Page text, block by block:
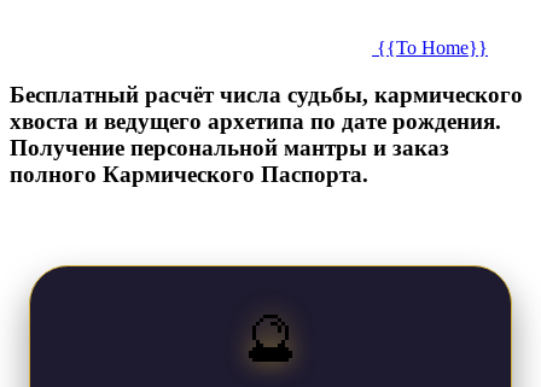
{{To Home}}
Бесплатный расчёт числа судьбы, кармического
хвоста и ведущего архетипа по дате рождения.
Получение персональной мантры и заказ
полного Кармического Паспорта.
🔮